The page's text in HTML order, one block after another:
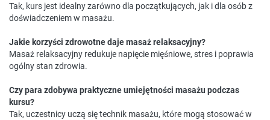
Tak, kurs jest idealny zarówno dla początkujących, jak i dla osób z
doświadczeniem w masażu.
Jakie korzyści zdrowotne daje masaż relaksacyjny?
Masaż relaksacyjny redukuje napięcie mięśniowe, stres i poprawia
ogólny stan zdrowia.
Czy para zdobywa praktyczne umiejętności masażu podczas
kursu?
Tak, uczestnicy uczą się technik masażu, które mogą stosować w